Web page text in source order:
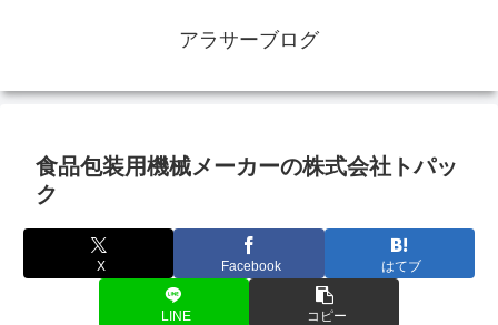
アラサーブログ
食品包装用機械メーカーの株式会社トパッ
ク
X Facebook はてブ
LINE コピー